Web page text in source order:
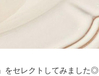
をセレクトしてみました◎